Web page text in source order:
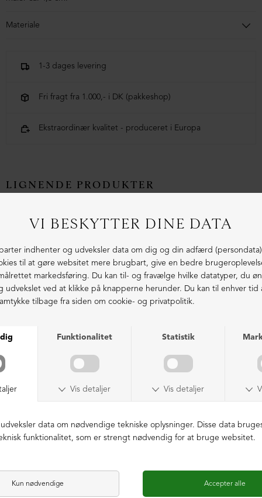
Materiale
1-3 dages levering
Fri fragt fra 1.000,- i DK (pakkeshop)
Ekstraordinær kvalitet - produceret i Europa
LIGNENDE PRODUKTER
Sko med snøre (2. sortering)
DKK 1.599,00
DKK 2.699,00
Støvle med front-lynlås
DKK 999,00
DKK 3.399,00